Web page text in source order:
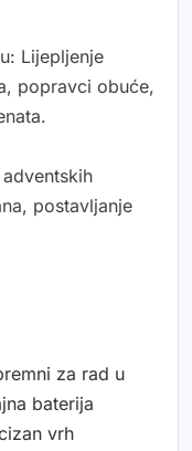
Lijepljenje
popravci obuće,
postavljanje
za rad u
baterija
vrh